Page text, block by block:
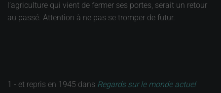
l’agriculture qui vient de fermer ses portes, serait un retour
au passé. Attention à ne pas se tromper de futur.
1 - et repris en 1945 dans Regards sur le monde actuel